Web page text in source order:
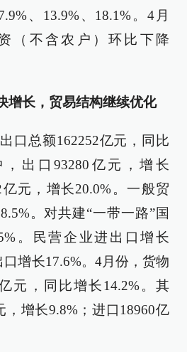
、13.9%、18.1%。4月
（不含农户）环比下降
增长，贸易结构继续优化
口总额162252亿元，同比
，出口93280亿元，增长
亿元，增长20.0%。一般贸
。对共建“一带一路”国
。民营企业进出口增长
增长17.6%。4月份，货物
元，同比增长14.2%。其
，增长9.8%；进口18960亿